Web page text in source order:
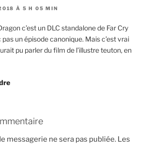
À 5 H 05 MIN
c’est un DLC standalone de Far Cry
pas un épisode canonique. Mais c’est vrai
pu parler du film de l’illustre teuton, en
messagerie ne sera pas publiée. Les